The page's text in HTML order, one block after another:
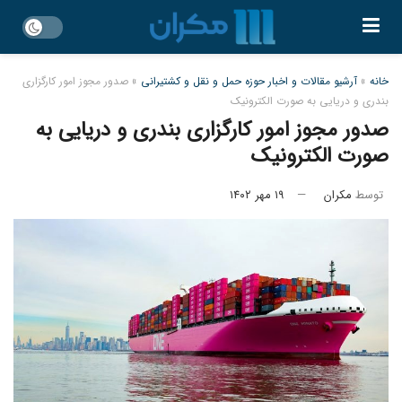
خانه » آرشیو مقالات و اخبار حوزه حمل و نقل و کشتیرانی » صدور مجوز امور کارگزاری
بندری و دریایی به صورت الکترونیک
صدور مجوز امور کارگزاری بندری و دریایی به
صورت الکترونیک
توسط مکران ۱۹ مهر ۱۴۰۲